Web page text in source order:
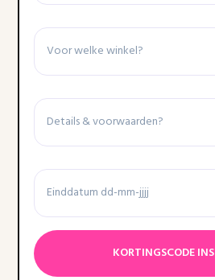
Winkel
Details
voorwaarden
Einddatum
Datumnotatie:DD
dash
MM
dash